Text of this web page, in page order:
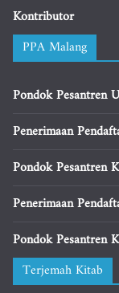
Kontributor
PPA Malang
Pondok Pesantren
Penerimaan
Pondok Pesantren
Penerimaan
Pondok Pesantren
Terjemah Kitab